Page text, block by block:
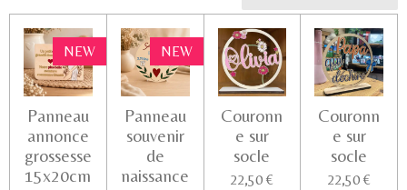
NEW
Panneau
annonce
grossesse
15x20cm
NEW
Panneau
souvenir
de
naissance
Couronn
e sur
socle
22,50 €
Couronn
e sur
socle
22,50 €